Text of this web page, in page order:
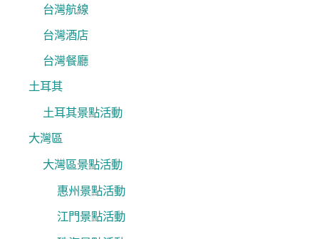
台灣航線
台灣酒店
台灣餐廳
土耳其
土耳其景點活動
大灣區
大灣區景點活動
惠州景點活動
江門景點活動